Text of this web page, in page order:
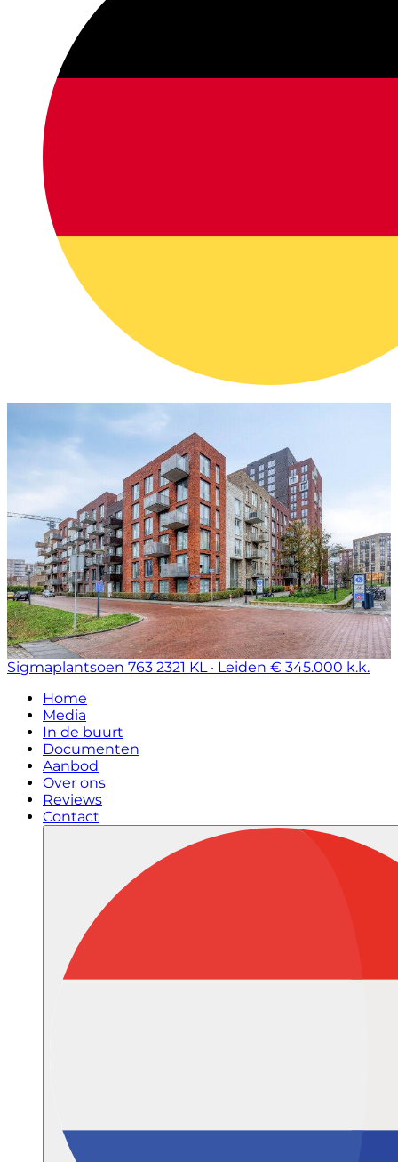
Sigmaplantsoen 763 2321 KL · Leiden € 345.000 k.k.
Home
Media
In de buurt
Documenten
Aanbod
Over ons
Reviews
Contact